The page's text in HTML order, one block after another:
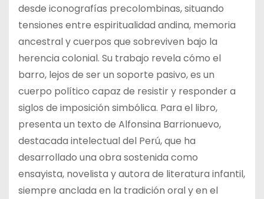
desde iconografías precolombinas, situando
tensiones entre espiritualidad andina, memoria
ancestral y cuerpos que sobreviven bajo la
herencia colonial. Su trabajo revela cómo el
barro, lejos de ser un soporte pasivo, es un
cuerpo político capaz de resistir y responder a
siglos de imposición simbólica. Para el libro,
presenta un texto de Alfonsina Barrionuevo,
destacada intelectual del Perú, que ha
desarrollado una obra sostenida como
ensayista, novelista y autora de literatura infantil,
siempre anclada en la tradición oral y en el